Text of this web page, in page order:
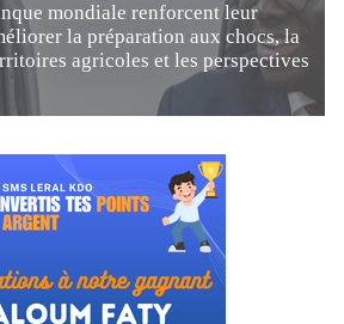
mondiale renforcent leur
la préparation aux chocs, la
agricoles et les perspectives